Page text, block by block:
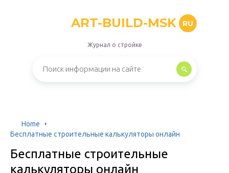
ART-BUILD-MSK RU
Журнал о стройке
Home
Бесплатные строительные калькуляторы онлайн
Бесплатные строительные
калькуляторы онлайн